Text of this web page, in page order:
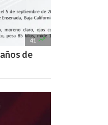
41 
de